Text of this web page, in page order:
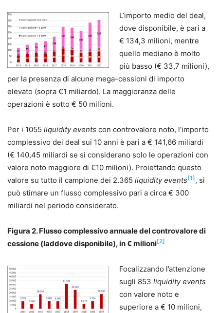
L’importo medio del deal,
dove disponibile, è pari a
€ 134,3 milioni, mentre
quello mediano è molto
più basso (€ 33,7 milioni),
per la presenza di alcune mega-cessioni di importo
elevato (sopra €1 miliardo). La maggioranza delle
operazioni è sotto € 50 milioni.
Per i 1055 liquidity events con controvalore noto, l’importo
complessivo dei deal sui 10 anni è pari a € 141,66 miliardi
(€ 140,45 miliardi se si considerano solo le operazioni con
valore noto maggiore di €10 milioni). Proiettando questo
valore su tutto il campione dei 2.365 liquidity events [1] , si
può stimare un flusso complessivo pari a circa € 300
miliardi nel periodo considerato.
Figura 2. Flusso complessivo annuale del controvalore di
cessione (laddove disponibile), in € milioni[2]
Focalizzando l’attenzione
sugli 853 liquidity events
con valore noto e
superiore a € 10 milioni,